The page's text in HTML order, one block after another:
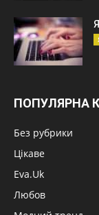
ПОПУЛЯРНА
Без рубрики
Цікаве
Eva.Uk
Любов